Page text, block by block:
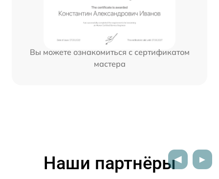
Вы можете ознакомиться с сертификатом
мастера
Наши партнёры